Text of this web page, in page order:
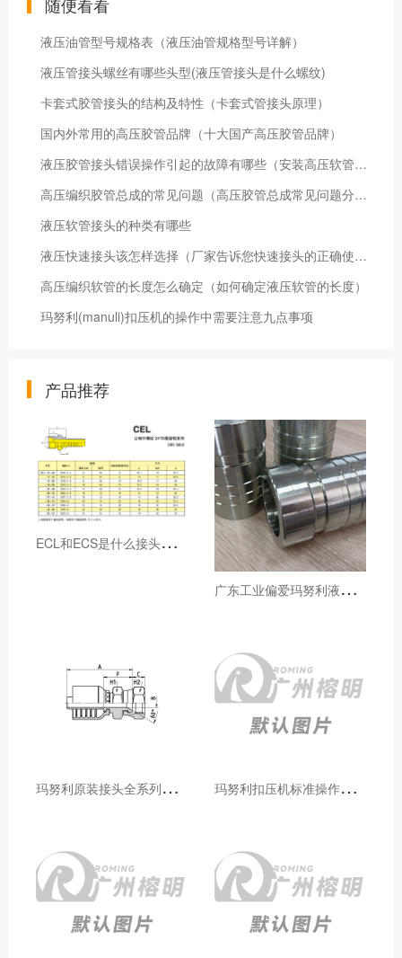
液压油管型号规格表（液压油管规格型号详解）
液压管接头螺丝有哪些头型(液压管接头是什么螺纹)
卡套式胶管接头的结构及特性（卡套式管接头原理）
国内外常用的高压胶管品牌（十大国产高压胶管品牌）
液压胶管接头错误操作引起的故障有哪些（安装高压软管接头常见问题）
​高压编织胶管总成的常见问题（高压胶管总成常见问题分析）
液压软管接头的种类有哪些
液压快速接头该怎样选择（厂家告诉您快速接头的正确使用方法）
高压编织软管的长度怎么确定（如何确定液压软管的长度）
玛努利(manuli)扣压机的操作中需要注意九点事项
产品推荐
E
CL和ECS是什么接头，用于什么胶管或管件
广
东工业偏爱玛努利液压产品的五大原因（代理深度分析）
玛
努利原装接头全系列型号解析：广州客户选型必备指南 玛
努利扣压机标准操作流程：广州代理手把手教学（新手也能学会）